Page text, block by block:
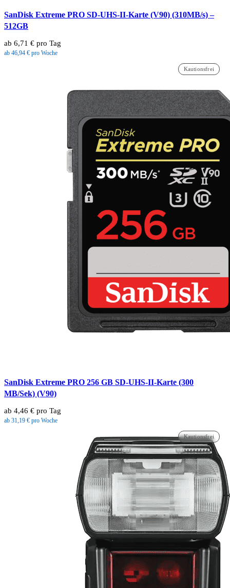
SanDisk Extreme PRO SD-UHS-II-Karte (V90) (310MB/s) –
512GB
ab 6,71 € pro Tag
ab 46,94 € pro Woche
Kautionsfrei
SanDisk Extreme PRO 256 GB SD-UHS-II-Karte (300
MB/Sek) (V90)
ab 4,46 € pro Tag
ab 31,19 € pro Woche
Kautionsfrei